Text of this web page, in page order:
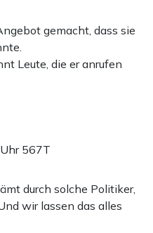
gemacht, dass sie
Leute, die er anrufen
567T
durch solche Politiker,
wir lassen das alles